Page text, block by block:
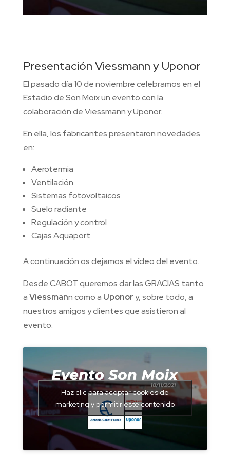
Presentación Viessmann y Uponor
El pasado día 10 de noviembre celebramos en el
Estadio de Son Moix un evento con la
colaboración de Viessmann y Uponor.
En ella, los fabricantes presentaron novedades
en:
Aerotermia
Ventilación
Sistemas fotovoltaicos
Suelo radiante
Regulación y control
Cajas Aquaport
A continuación os dejamos el vídeo del evento.
Desde CABOT queremos dar las GRACIAS tanto
aViessmann como a Uponory, sobre todo, a
nuestros amigos y clientes que asistieron al
evento.
Haz clic para aceptar cookies de
marketing y permitir este contenido